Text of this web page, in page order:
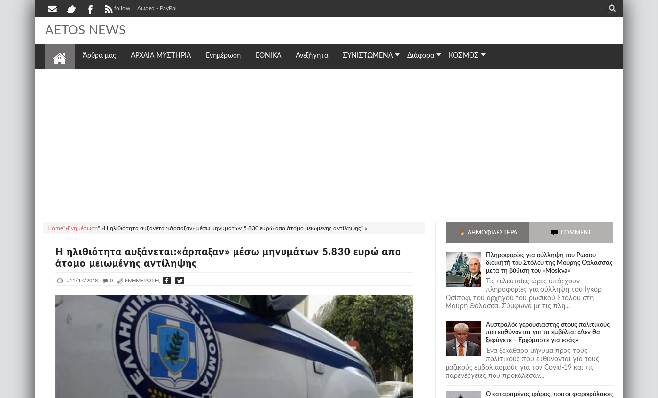
follow Δωρεά - PayPal _
AETOS NEWS
Άρθρα μας ΑΡΧΑΙΑ ΜΥΣΤΗΡΙΑ Ενημέρωση ΕΘΝΙΚΆ Ανεξήγητα ΣΥΝΙΣΤΩΜΕΝΑ Διάφορα ΚΟΣΜΟΣ
Home"»Ενημέρωση" »Η ηλιθιότητα αυξάνεται:«άρπαξαν» μέσω μηνυμάτων 5.830 ευρώ απο άτομο μειωμένης αντίληψης" »
Η ηλιθιότητα αυξάνεται:«άρπαξαν» μέσω μηνυμάτων 5.830 ευρώ απο
άτομο μειωμένης αντίληψης
..11/17/2018 _ 0 ΕΝΗΜΈΡΩΣΗ,
ΔΗΜΟΦΙΛΈΣΤΕΡΑ COMMENT
Πληροφορίες για σύλληψη του Ρώσου
διοικητή του Στόλου της Mαύρης Θάλασσας
μετά τη βύθιση του «Moskva»
Τις τελευταίες ώρες υπάρχουν
πληροφορίες για σύλληψη του Ιγκόρ
Οσίποφ, του αρχηγού του ρωσικού Στόλου στη
Μαύρη Θάλασσα. Σύμφωνα με τις πλη...
Αυστραλός γερουσιαστής στους πολιτικούς
που ευθύνονται για τα εμβόλια: «Δεν θα
ξεφύγετε – Ερχόμαστε για εσάς»
Ένα ξεκάθαρο μήνυμα προς τους
πολιτικούς που ευθύνονται για τους
μαζικούς εμβολιασμούς για τον Covid-19 και τις
παρενέργειες που προκάλεσαν...
Ο καταραμένος φάρος, που οι φαροφύλακες